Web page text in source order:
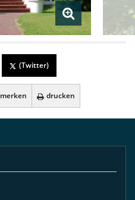
(Twitter)
merken drucken